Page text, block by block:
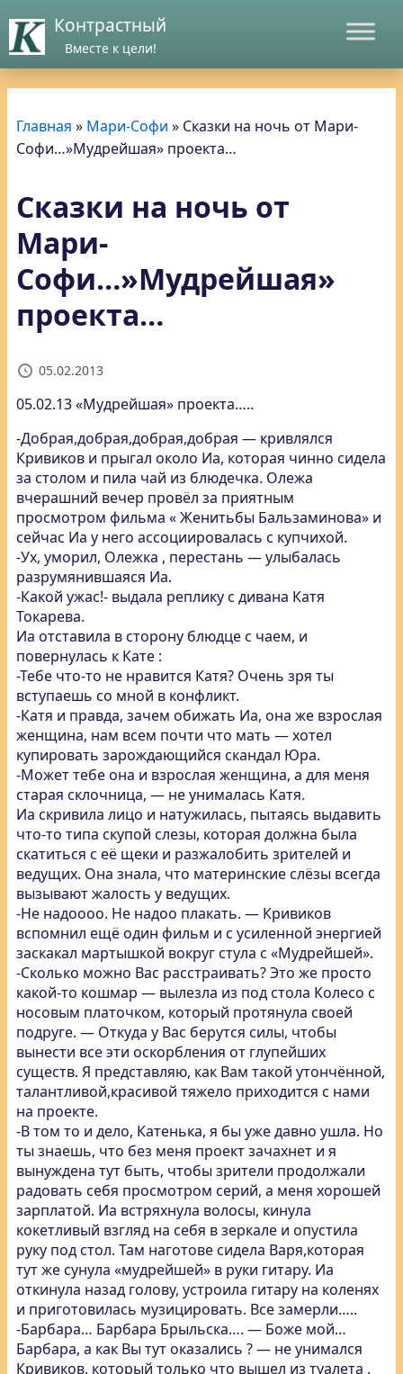
Контрастный
Вместе к цели!
Главная » Мари-Софи » Сказки на ночь от Мари-
Софи…»Мудрейшая» проекта…
Сказки на ночь от
Мари-
Софи…»Мудрейшая»
проекта…
05.02.2013
05.02.13 «Мудрейшая» проекта…..
-Добрая,добрая,добрая,добрая — кривлялся
Кривиков и прыгал около Иа, которая чинно сидела
за столом и пила чай из блюдечка. Олежа
вчерашний вечер провёл за приятным
просмотром фильма « Женитьбы Бальзаминова» и
сейчас Иа у него ассоциировалась с купчихой.
-Ух, уморил, Олежка , перестань — улыбалась
разрумянившаяся Иа.
-Какой ужас!- выдала реплику с дивана Катя
Токарева.
Иа отставила в сторону блюдце с чаем, и
повернулась к Кате :
-Тебе что-то не нравится Катя? Очень зря ты
вступаешь со мной в конфликт.
-Катя и правда, зачем обижать Иа, она же взрослая
женщина, нам всем почти что мать — хотел
купировать зарождающийся скандал Юра.
-Может тебе она и взрослая женщина, а для меня
старая склочница, — не унималась Катя.
Иа скривила лицо и натужилась, пытаясь выдавить
что-то типа скупой слезы, которая должна была
скатиться с её щеки и разжалобить зрителей и
ведущих. Она знала, что материнские слёзы всегда
вызывают жалость у ведущих.
-Не надоооо. Не надоо плакать. — Кривиков
вспомнил ещё один фильм и с усиленной энергией
заскакал мартышкой вокруг стула с «Мудрейшей».
-Сколько можно Вас расстраивать? Это же просто
какой-то кошмар — вылезла из под стола Колесо с
носовым платочком, который протянула своей
подруге. — Откуда у Вас берутся силы, чтобы
вынести все эти оскорбления от глупейших
существ. Я представляю, как Вам такой утончённой,
талантливой,красивой тяжело приходится с нами
на проекте.
-В том то и дело, Катенька, я бы уже давно ушла. Но
ты знаешь, что без меня проект зачахнет и я
вынуждена тут быть, чтобы зрители продолжали
радовать себя просмотром серий, а меня хорошей
зарплатой. Иа встряхнула волосы, кинула
кокетливый взгляд на себя в зеркале и опустила
руку под стол. Там наготове сидела Варя,которая
тут же сунула «мудрейшей» в руки гитару. Иа
откинула назад голову, устроила гитару на коленях
и приготовилась музицировать. Все замерли…..
-Барбара… Барбара Брыльска…. — Боже мой…
Барбара, а как Вы тут оказались ? — не унимался
Кривиков, который только что вышел из туалета .